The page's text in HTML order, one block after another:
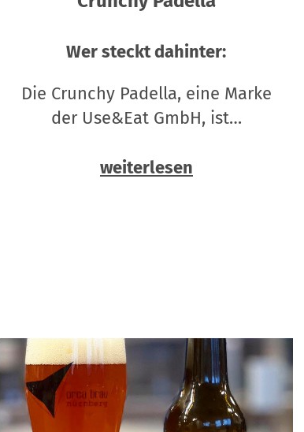
Wer steckt dahinter:
Die Crunchy Padella, eine Marke
der Use&Eat GmbH, ist…
weiterlesen